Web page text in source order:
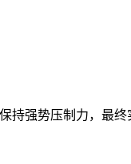
强势压制力，最终